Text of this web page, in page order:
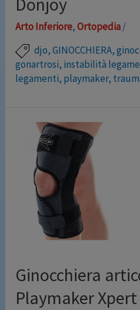
Arto Inferiore,Ortopedia/
djo,GINOCCHIERA,
gonartrosi, instabilità
legamenti, playmaker,
che limita le attività
Playmaker XPert forniscono
movimento più sicuro
ginocchiera con aste
tessuto accoppiato con
lo scambio d’aria
tuttavia …
Leggi altro »
Ginocchiera
Playmaker